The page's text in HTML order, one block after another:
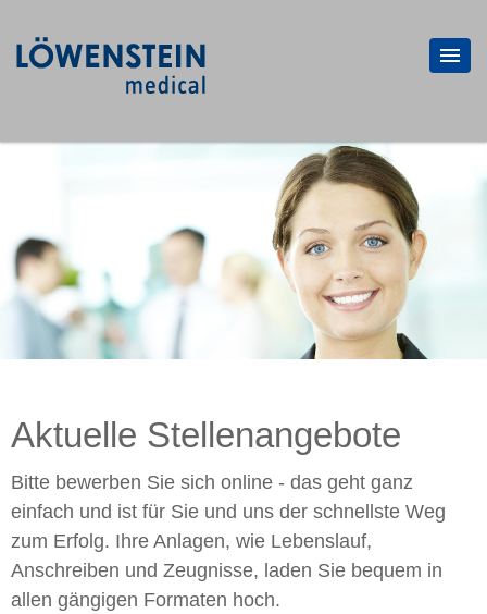
Aktuelle Stellenangebote
Bitte bewerben Sie sich online - das geht ganz
einfach und ist für Sie und uns der schnellste Weg
zum Erfolg. Ihre Anlagen, wie Lebenslauf,
Anschreiben und Zeugnisse, laden Sie bequem in
allen gängigen Formaten hoch.